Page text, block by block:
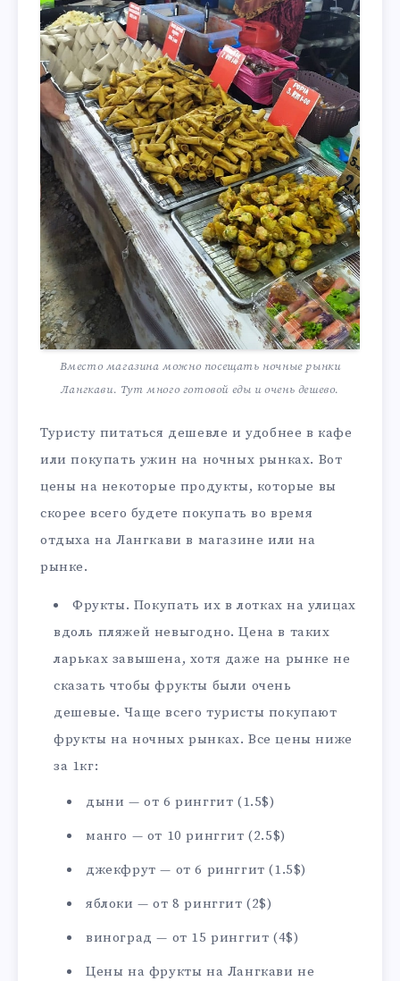
Вместо магазина можно посещать ночные рынки
Лангкави. Тут много готовой еды и очень дешево.
Туристу питаться дешевле и удобнее в кафе
или покупать ужин на ночных рынках. Вот
цены на некоторые продукты, которые вы
скорее всего будете покупать во время
отдыха на Лангкави в магазине или на
рынке.
Фрукты. Покупать их в лотках на улицах
вдоль пляжей невыгодно. Цена в таких
ларьках завышена, хотя даже на рынке не
сказать чтобы фрукты были очень
дешевые. Чаще всего туристы покупают
фрукты на ночных рынках. Все цены ниже
за 1кг:
дыни — от 6 ринггит (1.5$)
манго — от 10 ринггит (2.5$)
джекфрут — от 6 ринггит (1.5$)
яблоки — от 8 ринггит (2$)
виноград — от 15 ринггит (4$)
Цены на фрукты на Лангкави не